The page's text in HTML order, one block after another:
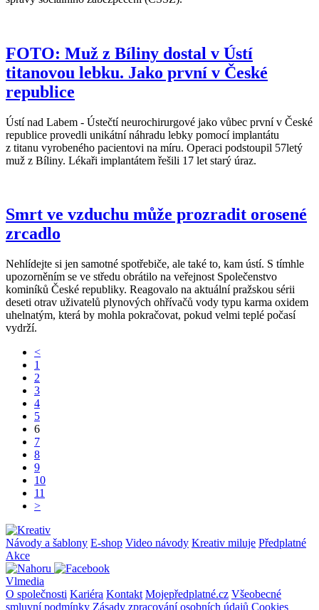
FOTO: Muž z Bíliny dostal v Ústí
titanovou lebku. Jako první v České
republice
Ústí nad Labem - Ústečtí neurochirurgové jako vůbec první v České
republice provedli unikátní náhradu lebky pomocí implantátu
z titanu vyrobeného pacientovi na míru. Operaci podstoupil 57letý
muž z Bíliny. Lékaři implantátem řešili 17 let starý úraz.
Smrt ve vzduchu může prozradit orosené
zrcadlo
Nehlídejte si jen samotné spotřebiče, ale také to, kam ústí. S tímhle
upozorněním se ve středu obrátilo na veřejnost Společenstvo
kominíků České republiky. Reagovalo na aktuální pražskou sérii
deseti otrav uživatelů plynových ohřívačů vody typu karma oxidem
uhelnatým, která by mohla pokračovat, pokud velmi teplé počasí
vydrží.
<
1
2
3
4
5
6
7
8
9
10
11
>
Návody a šablony E-shop Video návody Kreativ miluje Předplatné
Akce
Vlmedia
O společnosti Kariéra Kontakt Mojepředplatné.cz Všeobecné
smluvní podmínky Zásady zpracování osobních údajů Cookies